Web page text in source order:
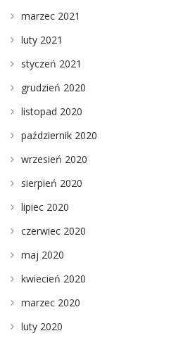
marzec 2021
luty 2021
styczeń 2021
grudzień 2020
listopad 2020
październik 2020
wrzesień 2020
sierpień 2020
lipiec 2020
czerwiec 2020
maj 2020
kwiecień 2020
marzec 2020
luty 2020